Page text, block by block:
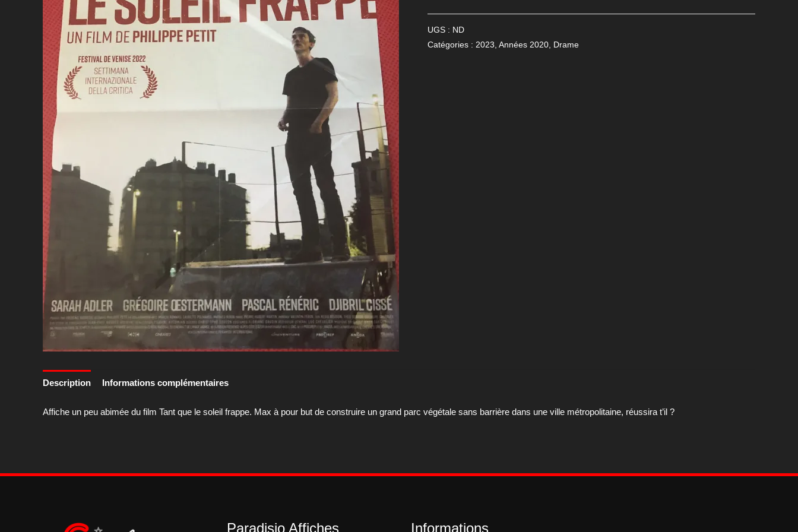
UGS : ND
Catégories : 2023 Années 2020 Drame
Description Informations complémentaires
Affiche un peu abimée du film Tant que le soleil frappe. Max à pour but de construire un grand parc végétale sans barrière dans une ville métropolitaine, réussira t’il ?
Paradisio Affiches Informations